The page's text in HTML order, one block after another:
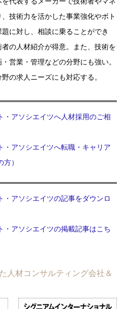
技術力を活かした事業強化やボト
に対し、相談に乗ることができ
の人材紹介が得意。また、技術を
営業・管理などの分野にも強い。
の求人ニーズにも対応する。
・アソシエイツへ人材採用のご相
・アソシエイツへ転職・キャリア
）
・アソシエイツの記事をダウンロ
・アソシエイツの掲載記事はこち
人材コンサルティング会社＆